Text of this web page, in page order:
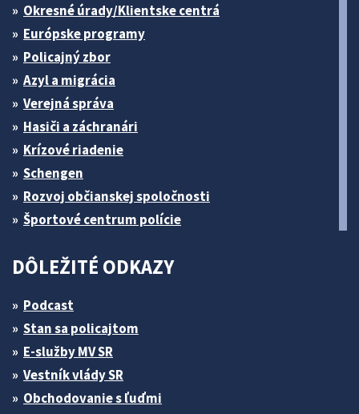
Okresné úrady/Klientske centrá
Európske programy
Policajný zbor
Azyl a migrácia
Verejná správa
Hasiči a záchranári
Krízové riadenie
Schengen
Rozvoj občianskej spoločnosti
Športové centrum polície
DÔLEŽITÉ ODKAZY
Podcast
Stan sa policajtom
E-služby MV SR
Vestník vlády SR
Obchodovanie s ľuďmi